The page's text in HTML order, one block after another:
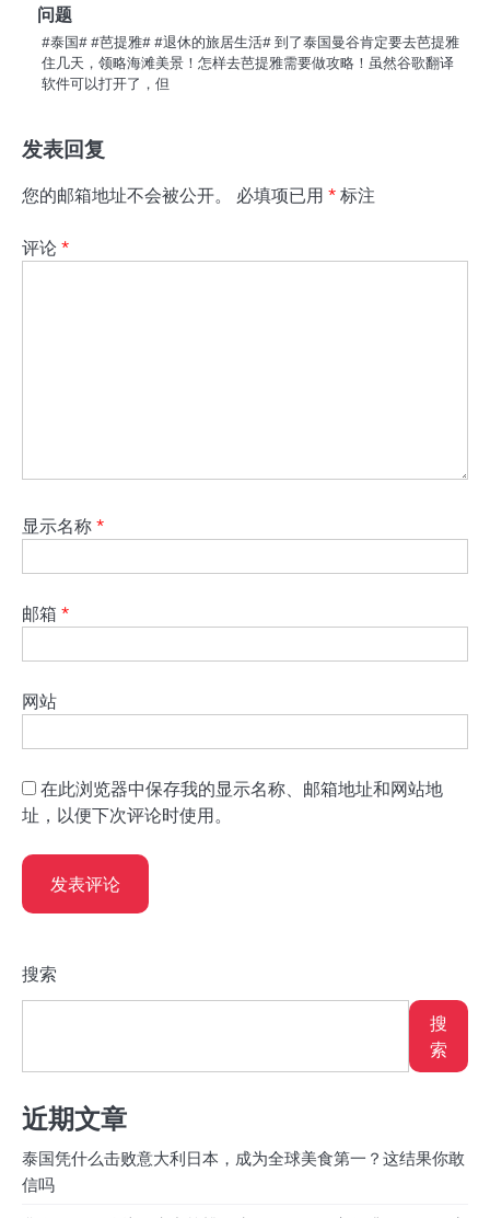
问题
#泰国# #芭提雅# #退休的旅居生活# 到了泰国曼谷肯定要去芭提雅
住几天，领略海滩美景！怎样去芭提雅需要做攻略！虽然谷歌翻译
软件可以打开了，但
发表回复
您的邮箱地址不会被公开。 必填项已用 * 标注
评论 *
显示名称 *
邮箱 *
网站
在此浏览器中保存我的显示名称、邮箱地址和网站地
址，以便下次评论时使用。
搜索
搜
索
近期文章
泰国凭什么击败意大利日本，成为全球美食第一？这结果你敢
信吗